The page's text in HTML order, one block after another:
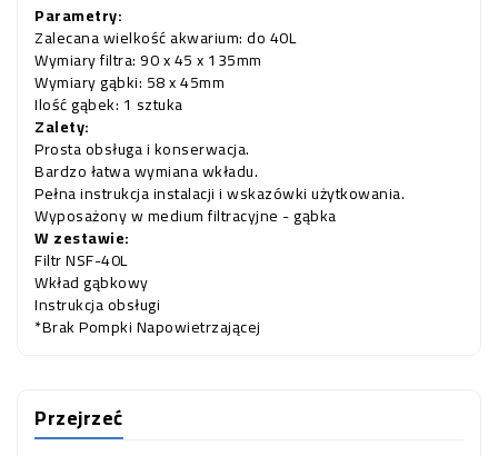
Parametry:
Zalecana wielkość akwarium: do 40L
Wymiary filtra: 90 x 45 x 135mm
Wymiary gąbki: 58 x 45mm
Ilość gąbek: 1 sztuka
Zalety:
Prosta obsługa i konserwacja.
Bardzo łatwa wymiana wkładu.
Pełna instrukcja instalacji i wskazówki użytkowania.
Wyposażony w medium filtracyjne - gąbka
W zestawie:
Filtr NSF-40L
Wkład gąbkowy
Instrukcja obsługi
*Brak Pompki Napowietrzającej
Przejrzeć